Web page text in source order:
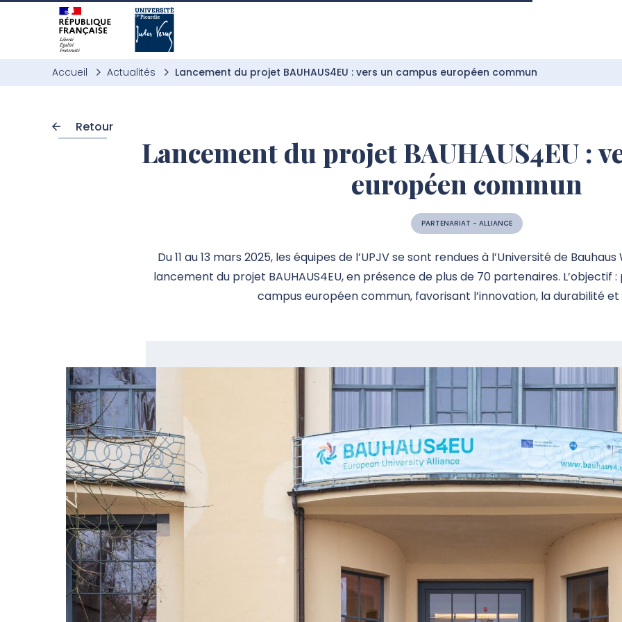
Aller à l’entête de page
Aller au menu principale
Aller au contenu principal
Aller à la recherche
Passer aux cookies
Aller au pied de page
Accueil Actualités Lancement du projet BAUHAUS4EU : vers un campus européen commun
Retour
Lancement du projet BAUHAUS4EU :
européen commun
PARTENARIAT - ALLIANCE
Du 11 au 13 mars 2025, les équipes de l’UPJV se sont rendues à l’Université de
lancement du projet BAUHAUS4EU, en présence de plus de 70 partenaires. L’objectif
campus européen commun, favorisant l’innovation, la durabilité et